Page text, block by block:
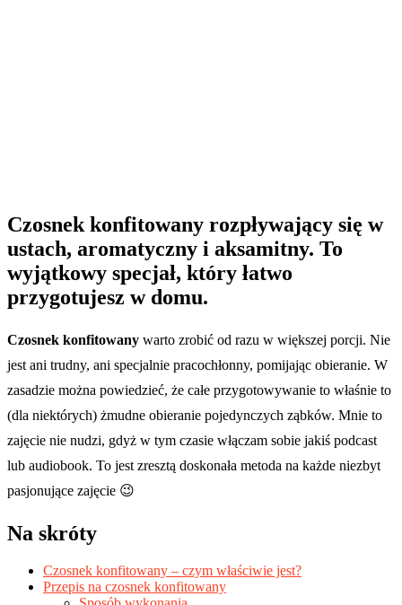
Czosnek konfitowany rozpływający się w
ustach, aromatyczny i aksamitny. To
wyjątkowy specjał, który łatwo
przygotujesz w domu.
Czosnek konfitowany warto zrobić od razu w większej porcji. Nie
jest ani trudny, ani specjalnie pracochłonny, pomijając obieranie. W
zasadzie można powiedzieć, że całe przygotowywanie to właśnie to
(dla niektórych) żmudne obieranie pojedynczych ząbków. Mnie to
zajęcie nie nudzi, gdyż w tym czasie włączam sobie jakiś podcast
lub audiobook. To jest zresztą doskonała metoda na każde niezbyt
pasjonujące zajęcie 😉
Na skróty
Czosnek konfitowany – czym właściwie jest?
Przepis na czosnek konfitowany